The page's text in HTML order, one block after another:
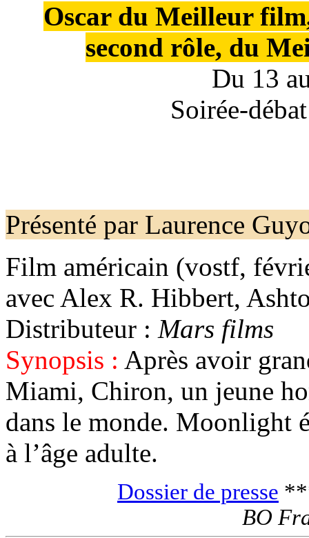
Oscar du Meilleur
second rôle, du
Du 13
Soirée-
Présenté par Laurence
Film américain (vostf,
avec Alex R. Hibbert,
Distributeur : Mars films
Synopsis : Après avoir
Miami, Chiron, un jeune
dans le monde. Moonlight
à l’âge adulte.
Dossier de presse
BO